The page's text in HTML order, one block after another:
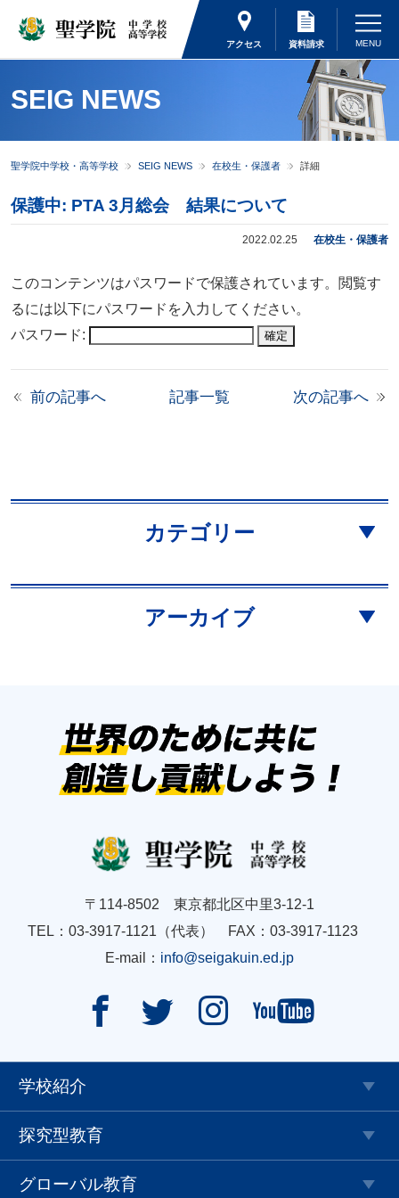
アクセス 資料請求
SEIG NEWS
聖学院中学校・高等学校 SEIG NEWS 在校生・保護者 詳細
保護中: PTA 3月総会 結果について
2022.02.25 在校生・保護者
このコンテンツはパスワードで保護されています。閲覧す
るには以下にパスワードを入力してください。
パスワード:
前の記事へ 記事一覧 次の記事へ
カテゴリー
アーカイブ
〒114-8502 東京都北区中里3-12-1
TEL：03-3917-1121（代表） FAX：03-3917-1123
E-mail： info@seigakuin.ed.jp
   
学校紹介
探究型教育
グローバル教育